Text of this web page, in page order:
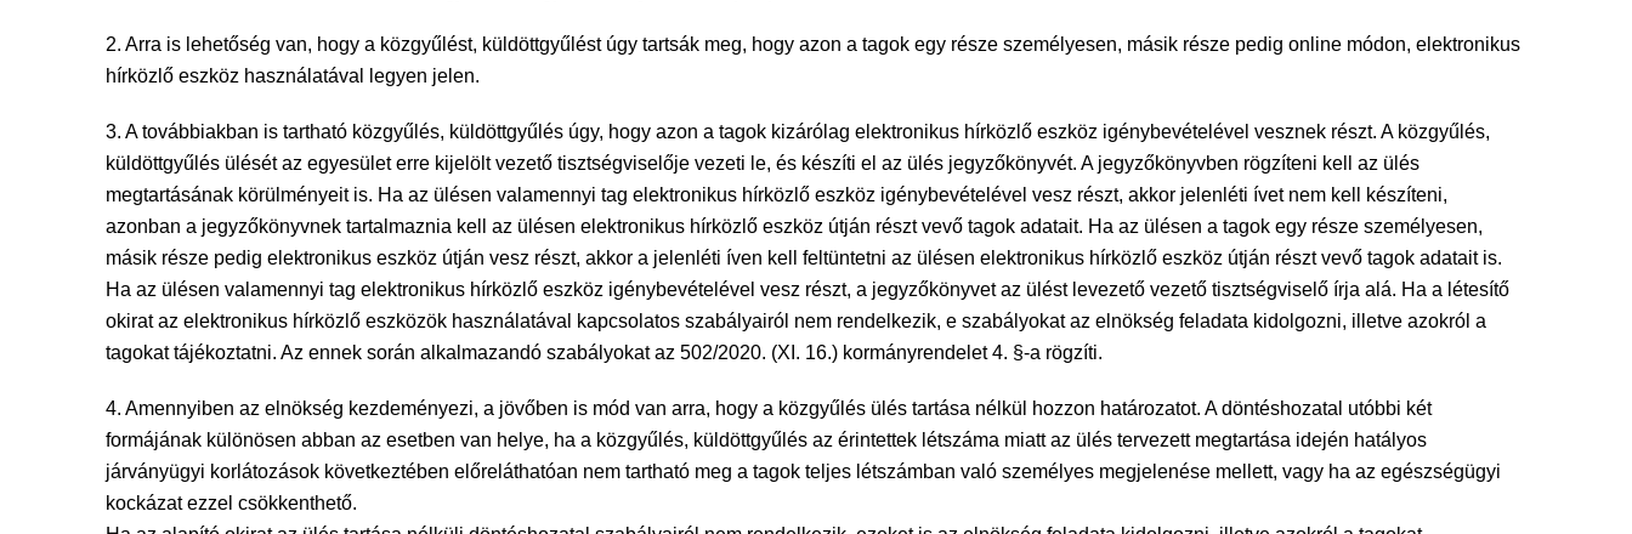
2. Arra is lehetőség van, hogy a közgyűlést, küldöttgyűlést úgy tartsák meg, hogy azon a tagok egy része személyesen, másik része pedig online módon, elektronikus
hírközlő eszköz használatával legyen jelen.
3. A továbbiakban is tartható közgyűlés, küldöttgyűlés úgy, hogy azon a tagok kizárólag elektronikus hírközlő eszköz igénybevételével vesznek részt. A közgyűlés,
küldöttgyűlés ülését az egyesület erre kijelölt vezető tisztségviselője vezeti le, és készíti el az ülés jegyzőkönyvét. A jegyzőkönyvben rögzíteni kell az ülés
megtartásának körülményeit is. Ha az ülésen valamennyi tag elektronikus hírközlő eszköz igénybevételével vesz részt, akkor jelenléti ívet nem kell készíteni,
azonban a jegyzőkönyvnek tartalmaznia kell az ülésen elektronikus hírközlő eszköz útján részt vevő tagok adatait. Ha az ülésen a tagok egy része személyesen,
másik része pedig elektronikus eszköz útján vesz részt, akkor a jelenléti íven kell feltüntetni az ülésen elektronikus hírközlő eszköz útján részt vevő tagok adatait is.
Ha az ülésen valamennyi tag elektronikus hírközlő eszköz igénybevételével vesz részt, a jegyzőkönyvet az ülést levezető vezető tisztségviselő írja alá. Ha a létesítő
okirat az elektronikus hírközlő eszközök használatával kapcsolatos szabályairól nem rendelkezik, e szabályokat az elnökség feladata kidolgozni, illetve azokról a
tagokat tájékoztatni. Az ennek során alkalmazandó szabályokat az 502/2020. (XI. 16.) kormányrendelet 4. §-a rögzíti.
4. Amennyiben az elnökség kezdeményezi, a jövőben is mód van arra, hogy a közgyűlés ülés tartása nélkül hozzon határozatot. A döntéshozatal utóbbi két
formájának különösen abban az esetben van helye, ha a közgyűlés, küldöttgyűlés az érintettek létszáma miatt az ülés tervezett megtartása idején hatályos
járványügyi korlátozások következtében előreláthatóan nem tartható meg a tagok teljes létszámban való személyes megjelenése mellett, vagy ha az egészségügyi
kockázat ezzel csökkenthető.